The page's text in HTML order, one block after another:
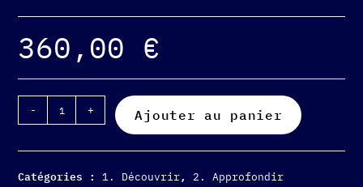
360,00 €
- + Ajouter au panier
Catégories :1. Découvrir, 2. Approfondir